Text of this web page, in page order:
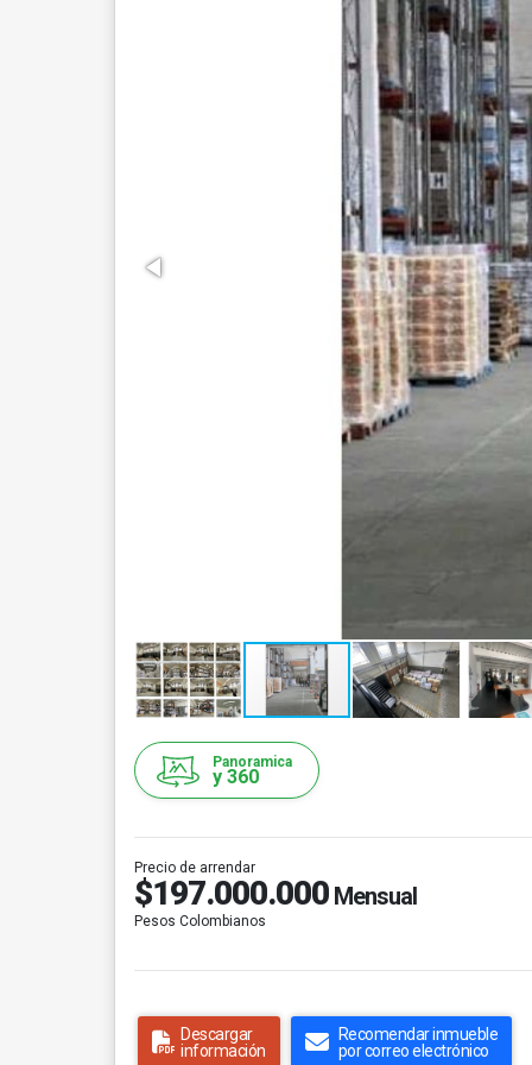
Panoramica
y 360
Precio de arrendar
$197.000.000 Mensual
Pesos Colombianos
Descargar
información
Recomendar inmueble
por correo electrónico